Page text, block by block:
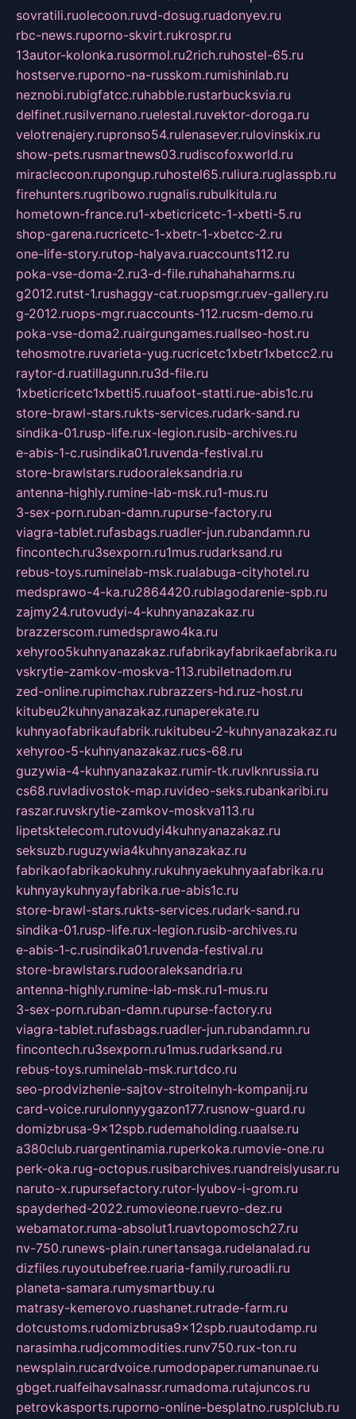
sovratili.ruolecoon.ruvd-dosug.ruadonyev.ru
rbc-news.ruporno-skvirt.rukrospr.ru
13autor-kolonka.rusormol.ru2rich.ruhostel-65.ru
hostserve.ruporno-na-russkom.rumishinlab.ru
neznobi.rubigfatcc.ruhabble.rustarbucksvia.ru
delfinet.rusilvernano.ruelestal.ruvektor-doroga.ru
velotrenajery.rupronso54.rulenasever.rulovinskix.ru
show-pets.rusmartnews03.rudiscofoxworld.ru
miraclecoon.rupongup.ruhostel65.ruliura.ruglasspb.ru
firehunters.rugribowo.rugnalis.rubulkitula.ru
hometown-france.ru1-xbeticricetc-1-xbetti-5.ru
shop-garena.rucricetc-1-xbetr-1-xbetcc-2.ru
one-life-story.rutop-halyava.ruaccounts112.ru
poka-vse-doma-2.ru3-d-file.ruhahahaharms.ru
g2012.rutst-1.rushaggy-cat.ruopsmgr.ruev-gallery.ru
g-2012.ruops-mgr.ruaccounts-112.rucsm-demo.ru
poka-vse-doma2.ruairgungames.ruallseo-host.ru
tehosmotre.ruvarieta-yug.rucricetc1xbetr1xbetcc2.ru
raytor-d.ruatillagunn.ru3d-file.ru
1xbeticricetc1xbetti5.ruuafoot-statti.rue-abis1c.ru
store-brawl-stars.rukts-services.rudark-sand.ru
sindika-01.rusp-life.rux-legion.rusib-archives.ru
e-abis-1-c.rusindika01.ruvenda-festival.ru
store-brawlstars.rudooraleksandria.ru
antenna-highly.rumine-lab-msk.ru1-mus.ru
3-sex-porn.ruban-damn.rupurse-factory.ru
viagra-tablet.rufasbags.ruadler-jun.rubandamn.ru
fincontech.ru3sexporn.ru1mus.rudarksand.ru
rebus-toys.ruminelab-msk.rualabuga-cityhotel.ru
medsprawo-4-ka.ru2864420.rublagodarenie-spb.ru
zajmy24.rutovudyi-4-kuhnyanazakaz.ru
brazzerscom.rumedsprawo4ka.ru
xehyroo5kuhnyanazakaz.rufabrikayfabrikaefabrika.ru
vskrytie-zamkov-moskva-113.rubiletnadom.ru
zed-online.rupimchax.rubrazzers-hd.ruz-host.ru
kitubeu2kuhnyanazakaz.runaperekate.ru
kuhnyaofabrikaufabrik.rukitubeu-2-kuhnyanazakaz.ru
xehyroo-5-kuhnyanazakaz.rucs-68.ru
guzywia-4-kuhnyanazakaz.rumir-tk.ruvlknrussia.ru
cs68.ruvladivostok-map.ruvideo-seks.rubankaribi.ru
raszar.ruvskrytie-zamkov-moskva113.ru
lipetsktelecom.rutovudyi4kuhnyanazakaz.ru
seksuzb.ruguzywia4kuhnyanazakaz.ru
fabrikaofabrikaokuhny.rukuhnyaekuhnyaafabrika.ru
kuhnyaykuhnyayfabrika.rue-abis1c.ru
store-brawl-stars.rukts-services.rudark-sand.ru
sindika-01.rusp-life.rux-legion.rusib-archives.ru
e-abis-1-c.rusindika01.ruvenda-festival.ru
store-brawlstars.rudooraleksandria.ru
antenna-highly.rumine-lab-msk.ru1-mus.ru
3-sex-porn.ruban-damn.rupurse-factory.ru
viagra-tablet.rufasbags.ruadler-jun.rubandamn.ru
fincontech.ru3sexporn.ru1mus.rudarksand.ru
rebus-toys.ruminelab-msk.rurtdco.ru
seo-prodvizhenie-sajtov-stroitelnyh-kompanij.ru
card-voice.rurulonnyygazon177.rusnow-guard.ru
domizbrusa-9x12spb.rudemaholding.ruaalse.ru
a380club.ruargentinamia.ruperkoka.rumovie-one.ru
perk-oka.rug-octopus.rusibarchives.ruandreislyusar.ru
naruto-x.rupursefactory.rutor-lyubov-i-grom.ru
spayderhed-2022.rumovieone.ruevro-dez.ru
webamator.ruma-absolut1.ruavtopomosch27.ru
nv-750.runews-plain.runertansaga.rudelanalad.ru
dizfiles.ruyoutubefree.ruaria-family.ruroadli.ru
planeta-samara.rumysmartbuy.ru
matrasy-kemerovo.ruashanet.rutrade-farm.ru
dotcustoms.rudomizbrusa9x12spb.ruautodamp.ru
narasimha.rudjcommodities.runv750.rux-ton.ru
newsplain.rucardvoice.rumodopaper.rumanunae.ru
gbget.rualfeihavsalnassr.rumadoma.rutajuncos.ru
petrovkasports.ruporno-online-besplatno.rusplclub.ru